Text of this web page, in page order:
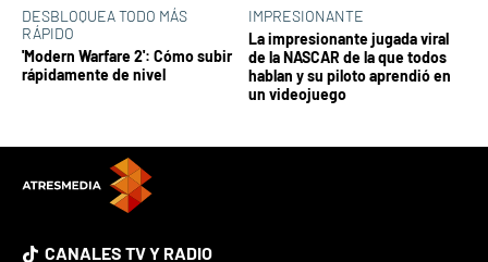
DESBLOQUEA TODO MÁS
RÁPIDO
'Modern Warfare 2': Cómo subir
rápidamente de nivel
IMPRESIONANTE
La impresionante jugada viral
de la NASCAR de la que todos
hablan y su piloto aprendió en
un videojuego
CANALES TV Y RADIO